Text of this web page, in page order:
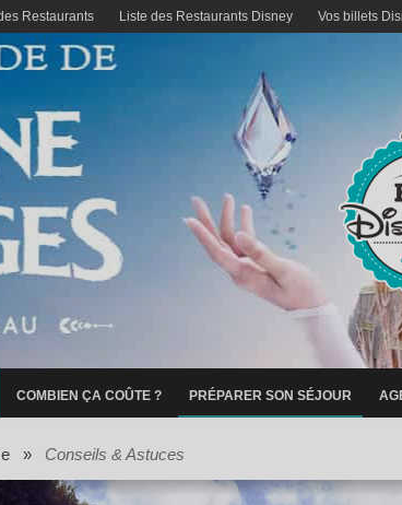
Restaurants Liste des Restaurants Disney Vos billets
COMBIEN ÇA COÛTE ? PRÉPARER SON SÉJOUR
» Conseils & Astuces